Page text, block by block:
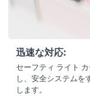
迅速な対応:
セーフティ ライト
し、安全システムを
します。